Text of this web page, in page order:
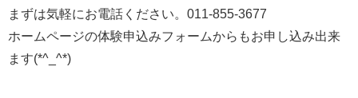
まずは気軽にお電話ください。011-855-3677
ホームページの体験申込みフォームからもお申し込み出来
ます(*^_^*)